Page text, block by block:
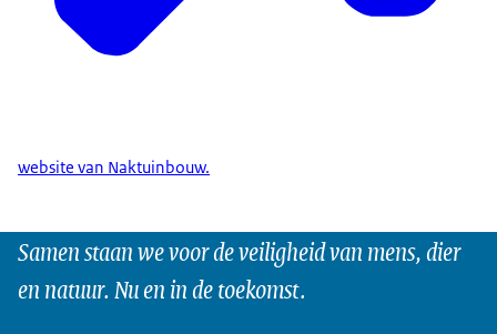
website van Naktuinbouw.
Samen staan we voor de veiligheid van mens, dier
en natuur. Nu en in de toekomst.